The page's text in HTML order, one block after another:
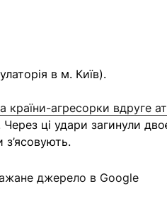
в м. Київ).
країни-агресорки вдруге
Через ці удари загинули
з’ясовують.
джерело в Google